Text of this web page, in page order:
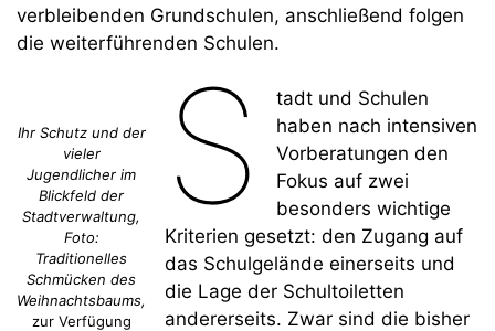
verbleibenden Grundschulen, anschließend folgen
die weiterführenden Schulen.
Ihr Schutz und der
vieler
Jugendlicher im
Blickfeld der
Stadtverwaltung,
Foto:
Traditionelles
Schmücken des
Weihnachtsbaums,
zur Verfügung
S
tadt und Schulen
haben nach intensiven
Vorberatungen den
Fokus auf zwei
besonders wichtige
Kriterien gesetzt: den Zugang auf
das Schulgelände einerseits und
die Lage der Schultoiletten
andererseits. Zwar sind die bisher